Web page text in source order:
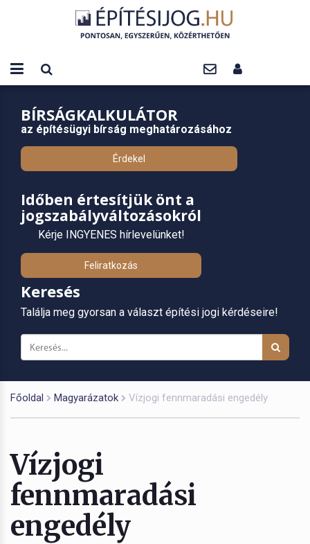
BÍRSÁGKALKULÁTOR
az építésügyi bírság meghatározásához
Érdekel
Időben értesítjük önt a
jogszabályváltozásokról
Kérje INGYENES hírlevelünket!
Feliratkozás
Keresés
Találja meg gyorsan a választ építési jogi kérdéseire!
Főoldal Magyarázatok Vízjogi fennmaradási engedély
Vízjogi
fennmaradási
engedély